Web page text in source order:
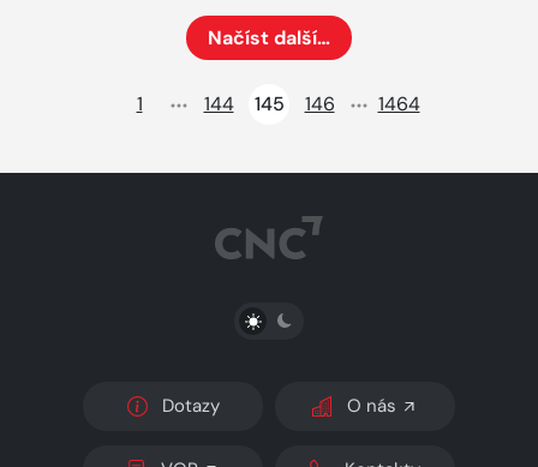
Načíst další…
1
144 145 146 1464
PŘEPNOUT SVĚTLÝ/TMAVÝ REŽIM
Dotazy O nás